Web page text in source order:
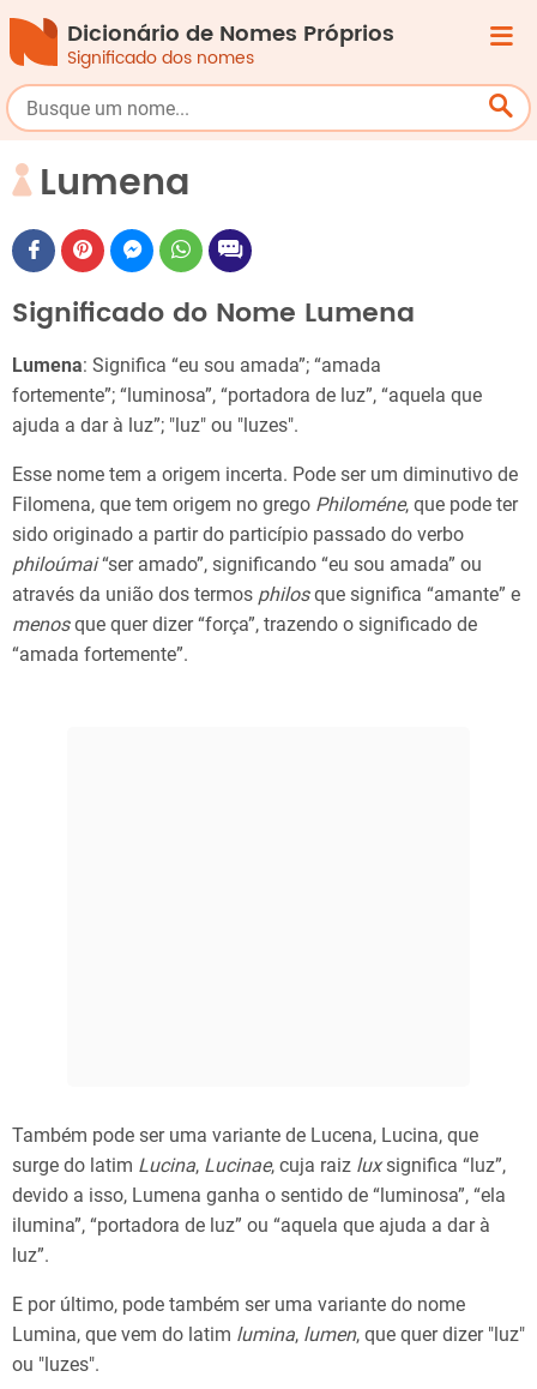
Dicionário de Nomes Próprios
Significado dos nomes
Lumena
Significado do Nome Lumena
Lumena: Significa “eu sou amada”; “amada
fortemente”; “luminosa”, “portadora de luz”, “aquela que
ajuda a dar à luz”; "luz" ou "luzes".
Esse nome tem a origem incerta. Pode ser um diminutivo de
Filomena, que tem origem no grego Philoméne, que pode ter
sido originado a partir do particípio passado do verbo
philoúmai“ser amado”, significando “eu sou amada” ou
através da união dos termos philosque significa “amante” e
menosque quer dizer “força”, trazendo o significado de
“amada fortemente”.
Também pode ser uma variante de Lucena, Lucina, que
surge do latim Lucina, Lucinae, cuja raiz luxsignifica “luz”,
devido a isso, Lumena ganha o sentido de “luminosa”, “ela
ilumina”, “portadora de luz” ou “aquela que ajuda a dar à
luz”.
E por último, pode também ser uma variante do nome
Lumina, que vem do latim lumina, lumen, que quer dizer "luz"
ou "luzes".